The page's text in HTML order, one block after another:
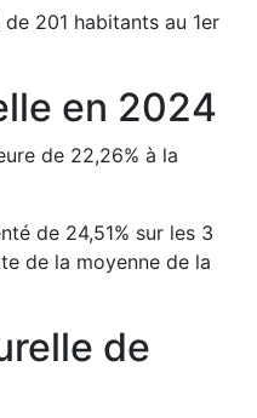
de 201 habitants au 1er
en 2024
de 22,26% à la
de 24,51% sur les 3
de la moyenne de la
de